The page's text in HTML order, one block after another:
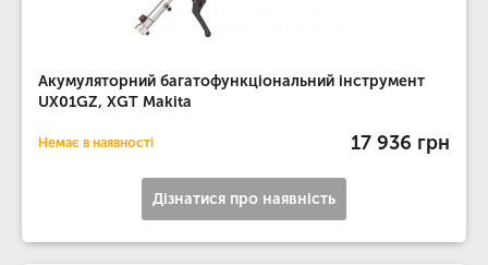
Акумуляторний багатофункціональний інструмент
UX01GZ, XGT Makita
Немає в наявності 17 936 грн
Дізнатися про наявність